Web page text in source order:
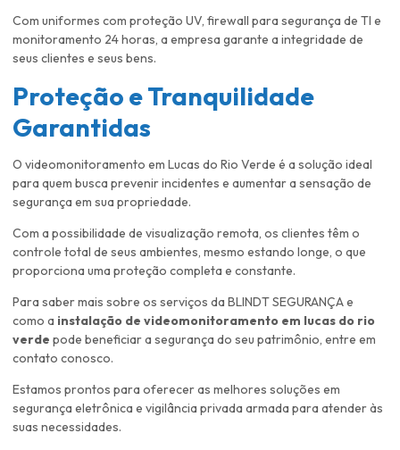
Com uniformes com proteção UV, firewall para segurança de TI e
monitoramento 24 horas, a empresa garante a integridade de
seus clientes e seus bens.
Proteção e Tranquilidade
Garantidas
O videomonitoramento em Lucas do Rio Verde é a solução ideal
para quem busca prevenir incidentes e aumentar a sensação de
segurança em sua propriedade.
Com a possibilidade de visualização remota, os clientes têm o
controle total de seus ambientes, mesmo estando longe, o que
proporciona uma proteção completa e constante.
Para saber mais sobre os serviços da BLINDT SEGURANÇA e
como a instalação de videomonitoramento em lucas do rio
verde pode beneficiar a segurança do seu patrimônio, entre em
contato conosco.
Estamos prontos para oferecer as melhores soluções em
segurança eletrônica e vigilância privada armada para atender às
suas necessidades.